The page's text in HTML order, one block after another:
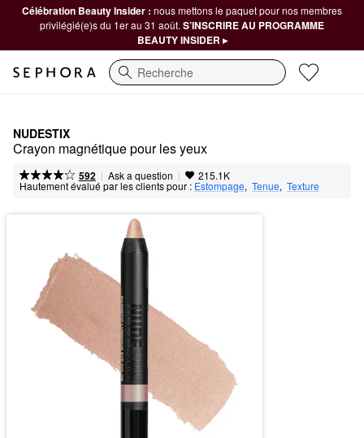
Célébration Beauty Insider : nous mettons le paquet pour nos membres
privilégié(e)s du 1er au 31 août. S’INSCRIRE AU PROGRAMME
BEAUTY INSIDER ▸
Recherche
NUDESTIX
Crayon magnétique pour les yeux
592 | Ask a question | 215.1K
Hautement évalué par les clients pour : Estompage, Tenue, Texture